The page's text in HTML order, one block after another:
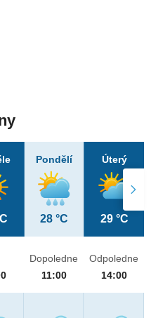
Pondělí
28 °C
Úterý
29 °C
Dopoledne
11:00
Odpoledne
14:00